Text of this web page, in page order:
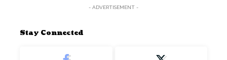
- ADVERTISEMENT -
Stay Connected